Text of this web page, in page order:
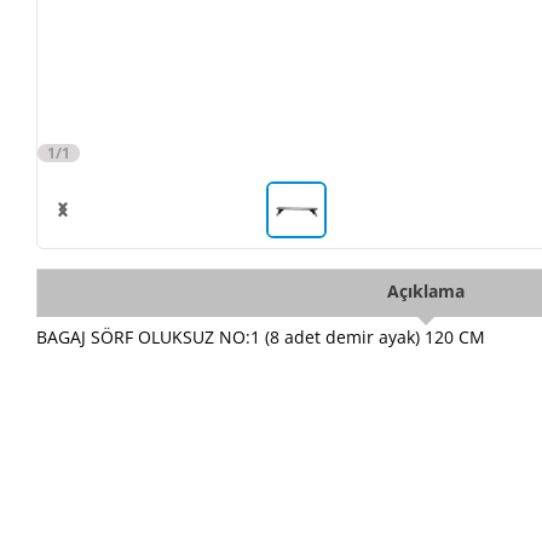
1/1
Açıklama
BAGAJ SÖRF OLUKSUZ NO:1 (8 adet demir ayak) 120 CM